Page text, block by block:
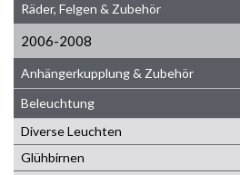
Räder, Felgen & Zubehör
2006-2008
Anhängerkupplung & Zubehör
Beleuchtung
Diverse Leuchten
Glühbirnen